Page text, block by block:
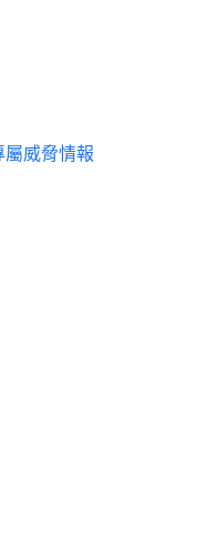
威脅情報